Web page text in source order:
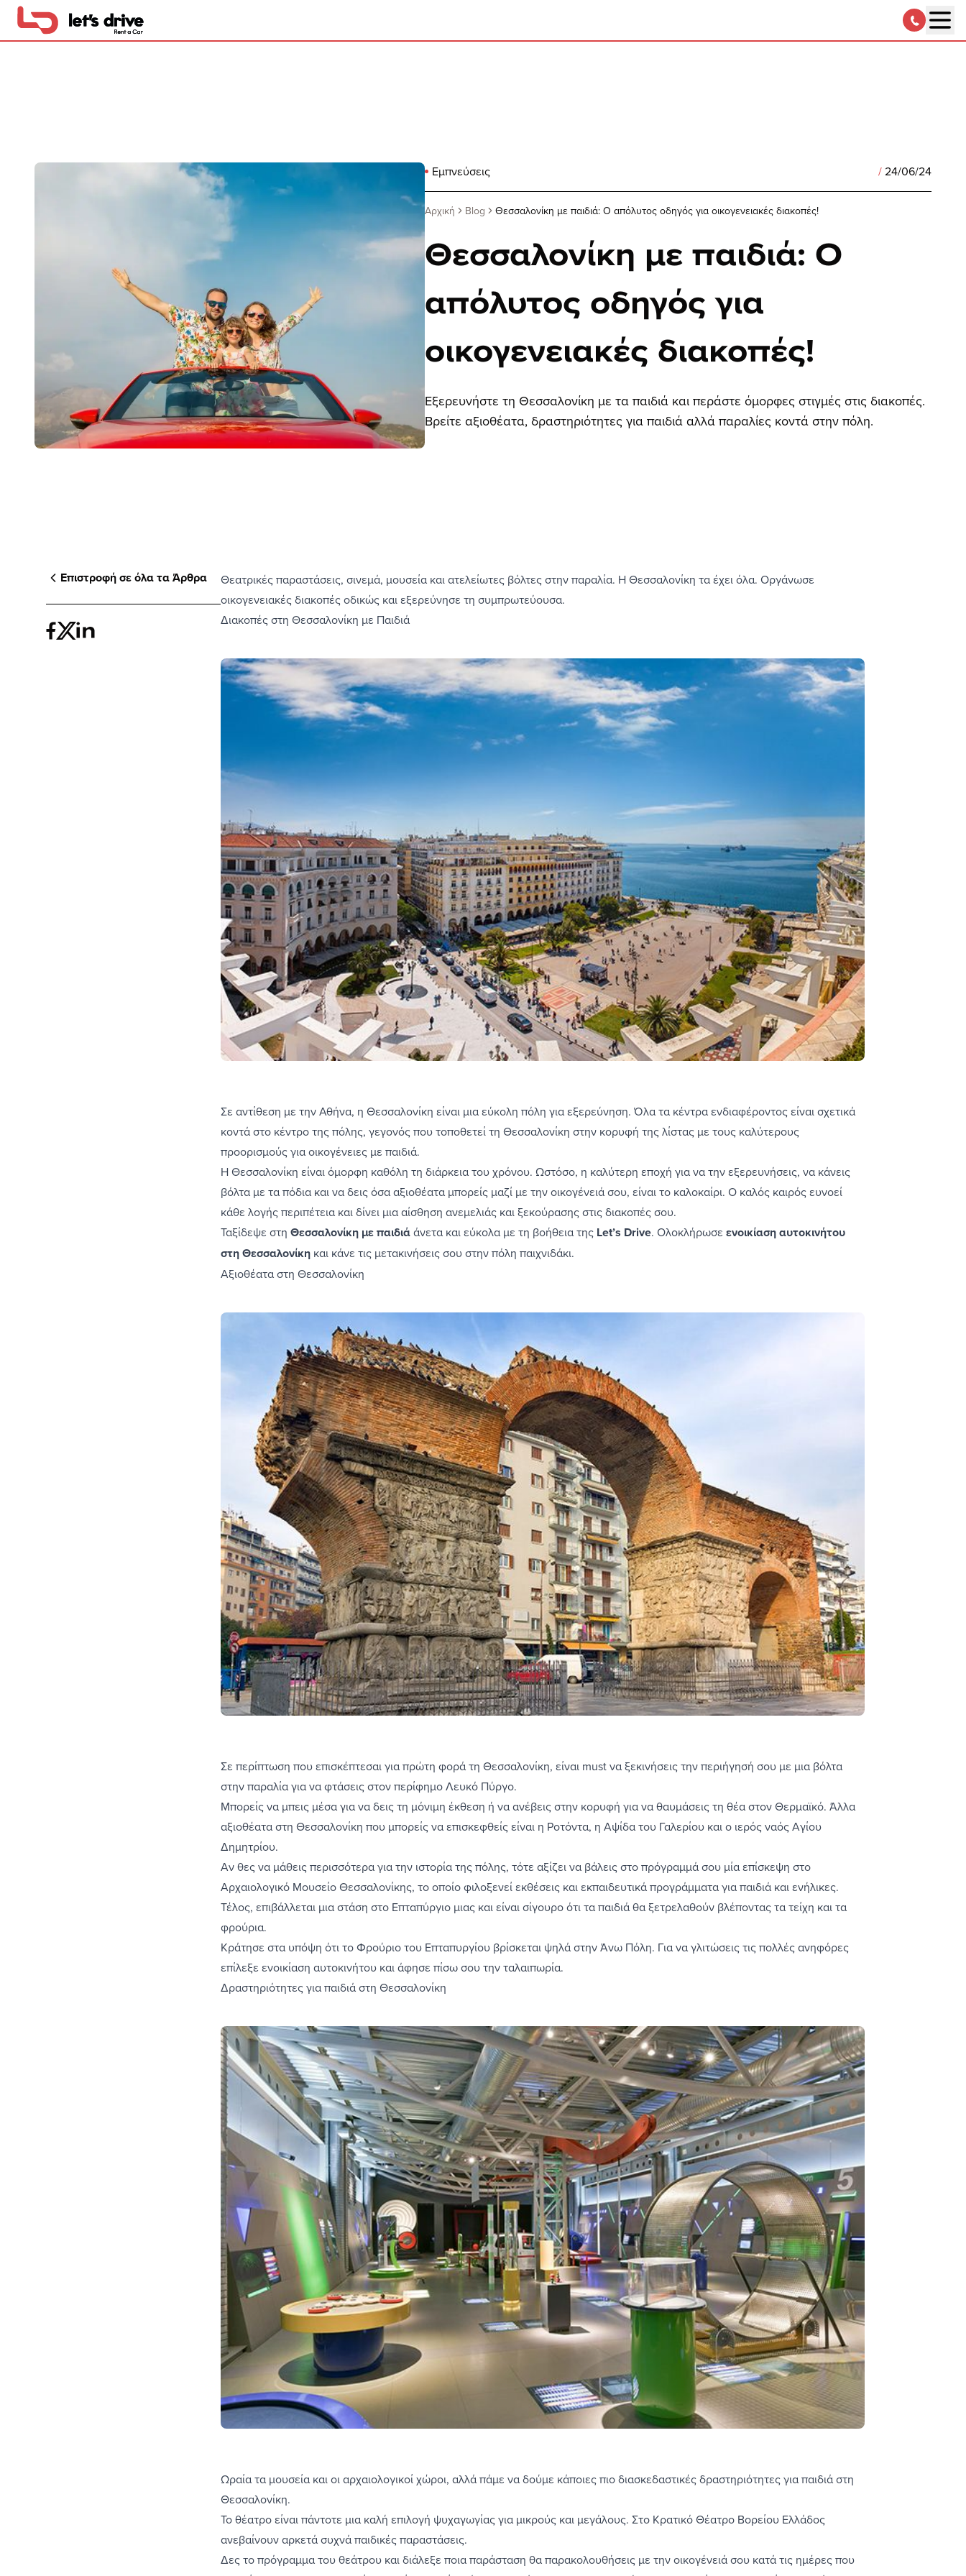
Εμπνεύσεις /24/06/24
Αρχική Blog Θεσσαλονίκη με παιδιά: Ο απόλυτος οδηγός για οικογενειακές διακοπές!
Θεσσαλονίκη με παιδιά: Ο
απόλυτος οδηγός για
οικογενειακές διακοπές!
Εξερευνήστε τη Θεσσαλονίκη με τα παιδιά και περάστε όμορφες στιγμές στις διακοπές.
Βρείτε αξιοθέατα, δραστηριότητες για παιδιά αλλά παραλίες κοντά στην πόλη.
Επιστροφή σε όλα τα Άρθρα
Θεατρικές παραστάσεις, σινεμά, μουσεία και ατελείωτες βόλτες στην παραλία. Η Θεσσαλονίκη τα έχει όλα. Οργάνωσε
οικογενειακές διακοπές οδικώς και εξερεύνησε τη συμπρωτεύουσα.
Διακοπές στη Θεσσαλονίκη με Παιδιά
Σε αντίθεση με την Αθήνα, η Θεσσαλονίκη είναι μια εύκολη πόλη για εξερεύνηση. Όλα τα κέντρα ενδιαφέροντος είναι σχετικά
κοντά στο κέντρο της πόλης, γεγονός που τοποθετεί τη Θεσσαλονίκη στην κορυφή της λίστας με τους καλύτερους
προορισμούς για οικογένειες με παιδιά.
Η Θεσσαλονίκη είναι όμορφη καθόλη τη διάρκεια του χρόνου. Ωστόσο, η καλύτερη εποχή για να την εξερευνήσεις, να κάνεις
βόλτα με τα πόδια και να δεις όσα αξιοθέατα μπορείς μαζί με την οικογένειά σου, είναι το καλοκαίρι. Ο καλός καιρός ευνοεί
κάθε λογής περιπέτεια και δίνει μια αίσθηση ανεμελιάς και ξεκούρασης στις διακοπές σου.
Ταξίδεψε στηΘεσσαλονίκη με παιδιάάνετα και εύκολα με τη βοήθεια της Let’s Drive. Ολοκλήρωσεενοικίαση αυτοκινήτου
στη Θεσσαλονίκη και κάνε τις μετακινήσεις σου στην πόλη παιχνιδάκι.
Αξιοθέατα στη Θεσσαλονίκη
Σε περίπτωση που επισκέπτεσαι για πρώτη φορά τη Θεσσαλονίκη, είναι must να ξεκινήσεις την περιήγησή σου με μια βόλτα
στην παραλία για να φτάσεις στον περίφημο Λευκό Πύργο.
Μπορείς να μπεις μέσα για να δεις τη μόνιμη έκθεση ή να ανέβεις στην κορυφή για να θαυμάσεις τη θέα στον Θερμαϊκό. Άλλα
αξιοθέατα στη Θεσσαλονίκη που μπορείς να επισκεφθείς είναι η Ροτόντα, η Αψίδα του Γαλερίου και ο ιερός ναός Αγίου
Δημητρίου.
Αν θες να μάθεις περισσότερα για την ιστορία της πόλης, τότε αξίζει να βάλεις στο πρόγραμμά σου μία επίσκεψη στο
Αρχαιολογικό Μουσείο Θεσσαλονίκης, το οποίο φιλοξενεί εκθέσεις και εκπαιδευτικά προγράμματα για παιδιά και ενήλικες.
Τέλος, επιβάλλεται μια στάση στο Επταπύργιο μιας και είναι σίγουρο ότι τα παιδιά θα ξετρελαθούν βλέποντας τα τείχη και τα
φρούρια.
Κράτησε στα υπόψη ότι το Φρούριο του Επταπυργίου βρίσκεται ψηλά στην Άνω Πόλη. Για να γλιτώσεις τις πολλές ανηφόρες
επίλεξε ενοικίαση αυτοκινήτου και άφησε πίσω σου την ταλαιπωρία.
Δραστηριότητες για παιδιά στη Θεσσαλονίκη
Ωραία τα μουσεία και οι αρχαιολογικοί χώροι, αλλά πάμε να δούμε κάποιες πιο διασκεδαστικές δραστηριότητες για παιδιά στη
Θεσσαλονίκη.
Το θέατρο είναι πάντοτε μια καλή επιλογή ψυχαγωγίας για μικρούς και μεγάλους. Στο Κρατικό Θέατρο Βορείου Ελλάδος
ανεβαίνουν αρκετά συχνά παιδικές παραστάσεις.
Δες το πρόγραμμα του θεάτρου και διάλεξε ποια παράσταση θα παρακολουθήσεις με την οικογένειά σου κατά τις ημέρες που